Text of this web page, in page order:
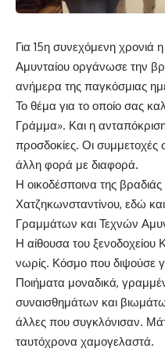
Για 15η συνεχόμενη
Αμυνταίου οργάνωσε την
ανήμερα της παγκόσμιας
Το θέμα για το οποίο σας
Γράμμα». Και η
προσδοκίες. Οι
άλλη φορά με διαφορά.
Η οικοδέσποινα της
Χατζηκωνσταντίνου, εδώ
Γραμμάτων και Τεχνών
Η αίθουσα του
νωρίς. Κόσμο που διψούσε
Ποιήματα μοναδικά,
συναισθημάτων και
άλλες που συγκλόνισαν.
ταυτόχρονα χαμογελαστά.